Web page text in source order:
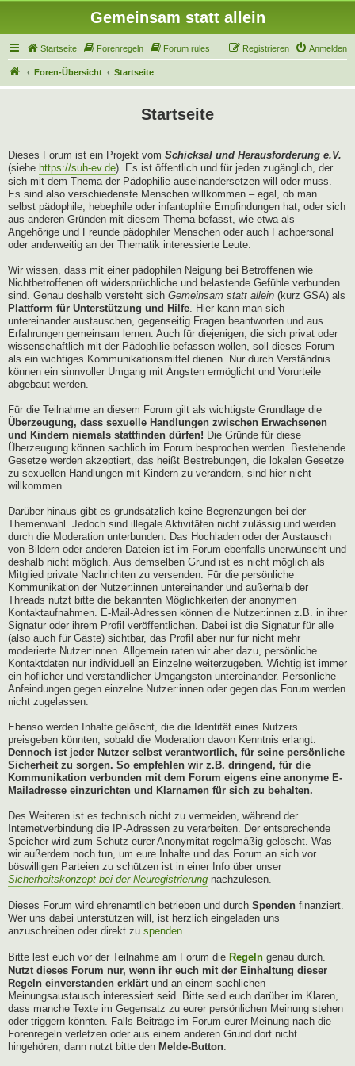
Gemeinsam statt allein
Startseite Forenregeln Forum rules Anmelden
Registrieren
Foren-Übersicht Startseite
Startseite
Dieses Forum ist ein Projekt vom Schicksal und Herausforderung e.V.
(siehe https://suh-ev.de). Es ist öffentlich und für jeden zugänglich, der
sich mit dem Thema der Pädophilie auseinandersetzen will oder muss.
Es sind also verschiedenste Menschen willkommen – egal, ob man
selbst pädophile, hebephile oder infantophile Empfindungen hat, oder sich
aus anderen Gründen mit diesem Thema befasst, wie etwa als
Angehörige und Freunde pädophiler Menschen oder auch Fachpersonal
oder anderweitig an der Thematik interessierte Leute.
Wir wissen, dass mit einer pädophilen Neigung bei Betroffenen wie
Nichtbetroffenen oft widersprüchliche und belastende Gefühle verbunden
sind. Genau deshalb versteht sich Gemeinsam statt allein (kurz GSA) als
Plattform für Unterstützung und Hilfe. Hier kann man sich
untereinander austauschen, gegenseitig Fragen beantworten und aus
Erfahrungen gemeinsam lernen. Auch für diejenigen, die sich privat oder
wissenschaftlich mit der Pädophilie befassen wollen, soll dieses Forum
als ein wichtiges Kommunikationsmittel dienen. Nur durch Verständnis
können ein sinnvoller Umgang mit Ängsten ermöglicht und Vorurteile
abgebaut werden.
Für die Teilnahme an diesem Forum gilt als wichtigste Grundlage die
Überzeugung, dass sexuelle Handlungen zwischen Erwachsenen
und Kindern niemals stattfinden dürfen! Die Gründe für diese
Überzeugung können sachlich im Forum besprochen werden. Bestehende
Gesetze werden akzeptiert, das heißt Bestrebungen, die lokalen Gesetze
zu sexuellen Handlungen mit Kindern zu verändern, sind hier nicht
willkommen.
Darüber hinaus gibt es grundsätzlich keine Begrenzungen bei der
Themenwahl. Jedoch sind illegale Aktivitäten nicht zulässig und werden
durch die Moderation unterbunden. Das Hochladen oder der Austausch
von Bildern oder anderen Dateien ist im Forum ebenfalls unerwünscht und
deshalb nicht möglich. Aus demselben Grund ist es nicht möglich als
Mitglied private Nachrichten zu versenden. Für die persönliche
Kommunikation der Nutzer:innen untereinander und außerhalb der
Threads nutzt bitte die bekannten Möglichkeiten der anonymen
Kontaktaufnahmen. E-Mail-Adressen können die Nutzer:innen z.B. in ihrer
Signatur oder ihrem Profil veröffentlichen. Dabei ist die Signatur für alle
(also auch für Gäste) sichtbar, das Profil aber nur für nicht mehr
moderierte Nutzer:innen. Allgemein raten wir aber dazu, persönliche
Kontaktdaten nur individuell an Einzelne weiterzugeben. Wichtig ist immer
ein höflicher und verständlicher Umgangston untereinander. Persönliche
Anfeindungen gegen einzelne Nutzer:innen oder gegen das Forum werden
nicht zugelassen.
Ebenso werden Inhalte gelöscht, die die Identität eines Nutzers
preisgeben könnten, sobald die Moderation davon Kenntnis erlangt.
Dennoch ist jeder Nutzer selbst verantwortlich, für seine persönliche
Sicherheit zu sorgen. So empfehlen wir z.B. dringend, für die
Kommunikation verbunden mit dem Forum eigens eine anonyme E-
Mailadresse einzurichten und Klarnamen für sich zu behalten.
Des Weiteren ist es technisch nicht zu vermeiden, während der
Internetverbindung die IP-Adressen zu verarbeiten. Der entsprechende
Speicher wird zum Schutz eurer Anonymität regelmäßig gelöscht. Was
wir außerdem noch tun, um eure Inhalte und das Forum an sich vor
böswilligen Parteien zu schützen ist in einer Info über unser
Sicherheitskonzept bei der Neuregistrierung nachzulesen.
Dieses Forum wird ehrenamtlich betrieben und durch Spenden finanziert.
Wer uns dabei unterstützen will, ist herzlich eingeladen uns
anzuschreiben oder direkt zu spenden.
Bitte lest euch vor der Teilnahme am Forum die Regeln genau durch.
Nutzt dieses Forum nur, wenn ihr euch mit der Einhaltung dieser
Regeln einverstanden erklärtund an einem sachlichen
Meinungsaustausch interessiert seid. Bitte seid euch darüber im Klaren,
dass manche Texte im Gegensatz zu eurer persönlichen Meinung stehen
oder triggern könnten. Falls Beiträge im Forum eurer Meinung nach die
Forenregeln verletzen oder aus einem anderen Grund dort nicht
hingehören, dann nutzt bitte den Melde-Button.